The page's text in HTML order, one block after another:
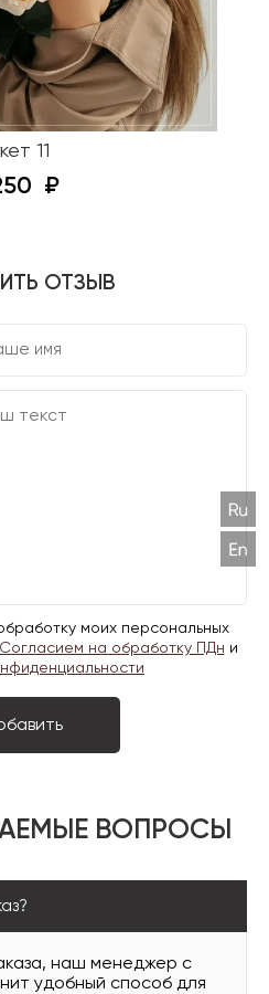
11
ОТЗЫВ
моих персональных
Согласием на обработку ПДн и
ВОПРОСЫ
наш менеджер с
удобный способ для